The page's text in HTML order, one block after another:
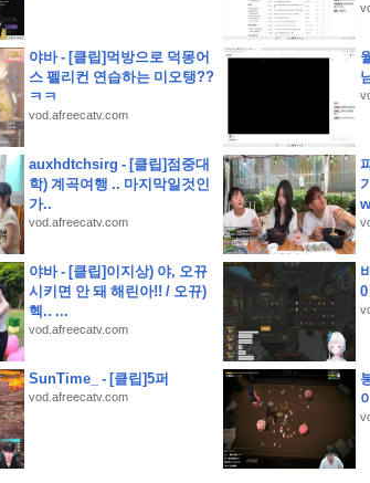
약 결과는 반전이었다
야바 - [클립]먹방으로 덕몽어
스 펠리컨 연습하는 미오탱??
ㅋㅋ
vod.afreecatv.com
auxhdtchsirg - [클립]점중대
학) 계곡여행 .. 마지막일것인
가..
vod.afreecatv.com
야바 - [클립]이지상) 야, 오뀨
시키면 안 돼 해린아!! / 오뀨)
헥.. ...
vod.afreecatv.com
SunTime_ - [클립]5퍼
vod.afreecatv.com